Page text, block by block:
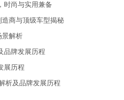
时尚与实用兼备
商与顶级车型揭秘
景解析
品牌发展历程
展历程
析及品牌发展历程